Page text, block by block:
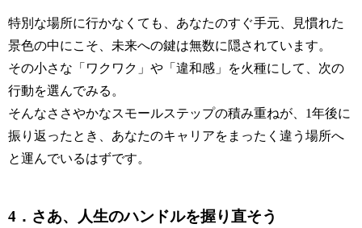
特別な場所に行かなくても、あなたのすぐ手元、見慣れた
景色の中にこそ、未来への鍵は無数に隠されています。
その小さな「ワクワク」や「違和感」を火種にして、次の
行動を選んでみる。
そんなささやかなスモールステップの積み重ねが、1年後に
振り返ったとき、あなたのキャリアをまったく違う場所へ
と運んでいるはずです。
4．さあ、人生のハンドルを握り直そう